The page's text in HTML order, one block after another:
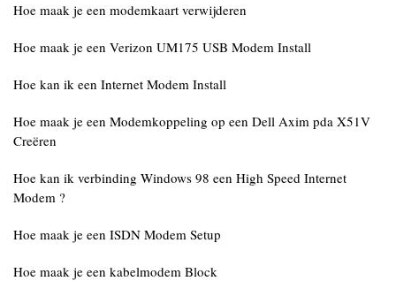
Hoe maak je een modemkaart verwijderen
Hoe maak je een Verizon UM175 USB Modem Install
Hoe kan ik een Internet Modem Install
Hoe maak je een Modemkoppeling op een Dell Axim pda X51V
Creëren
Hoe kan ik verbinding Windows 98 een High Speed ​​Internet
Modem ?
Hoe maak je een ISDN Modem Setup
Hoe maak je een kabelmodem Block